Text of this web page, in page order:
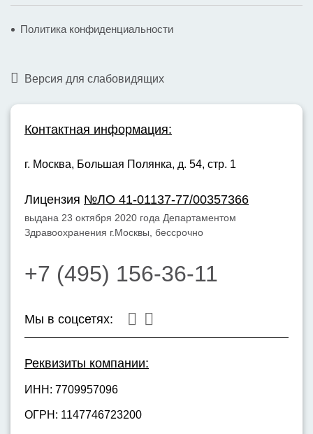
Политика конфиденциальности
Версия для слабовидящих
Контактная информация:
г. Москва, Большая Полянка, д. 54, стр. 1
Лицензия №ЛО 41-01137-77/00357366
выдана 23 октября 2020 года Департаментом
Здравоохранения г.Москвы, бессрочно
+7 (495) 156-36-11
Мы в соцсетях:
Реквизиты компании:
ИНН: 7709957096
ОГРН: 1147746723200